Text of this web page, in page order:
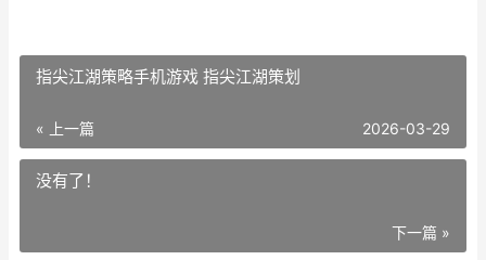
指尖江湖策略手机游戏 指尖江湖策划
« 上一篇 2026-03-29
没有了！
下一篇 »